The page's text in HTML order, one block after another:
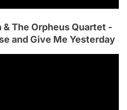
The Orpheus Quartet -
and Give Me Yesterday